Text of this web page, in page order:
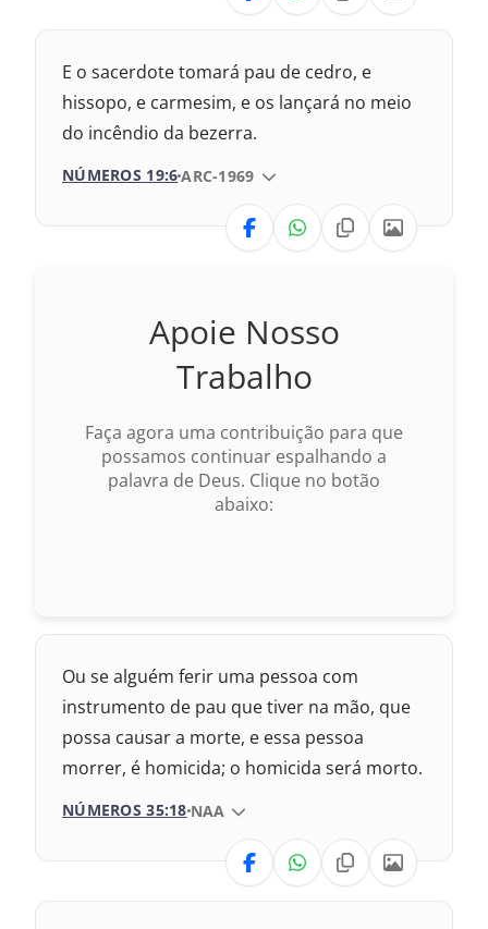
Nova Versão Internacional
1969 – Almeida Revisada e Corrigida
1993 – Almeida Revisada e Atualizada
E o sacerdote tomará pau de cedro, e
hissopo, e carmesim, e os lançará no meio
do incêndio da bezerra.
NÚMEROS 19:6 VERSÃO DA BÍBLIA
ARC-1969
VERSÃO
Nova Versão Internacional
2017 – Nova Almeida Atualizada
2009 – Almeida Revisada e Corrigida
1993 – Almeida Revisada e Atualizada
Apoie Nosso
Trabalho
Faça agora uma contribuição para que
possamos continuar espalhando a
palavra de Deus. Clique no botão
abaixo:
Ou se alguém ferir uma pessoa com
instrumento de pau que tiver na mão, que
possa causar a morte, e essa pessoa
morrer, é homicida; o homicida será morto.
NÚMEROS 35:18 VERSÃO DA BÍBLIA
NAA
VERSÃO